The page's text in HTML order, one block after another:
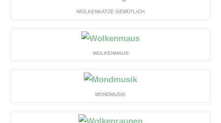
WOLKENKATZE GEMÜTLICH
WOLKENMAUS
MONDMUSIK